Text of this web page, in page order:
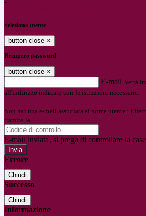
Seleziona utente
button close ×
Recupero password
button close ×
E-mail Verrà
all'indirizzo indicato con le istruzioni necessarie.
Non hai una e-mail associata al nome utente?
tramite la
E-mail inviata, si prega di controllare la
Errore
Chiudi
Successo
Chiudi
Informazione